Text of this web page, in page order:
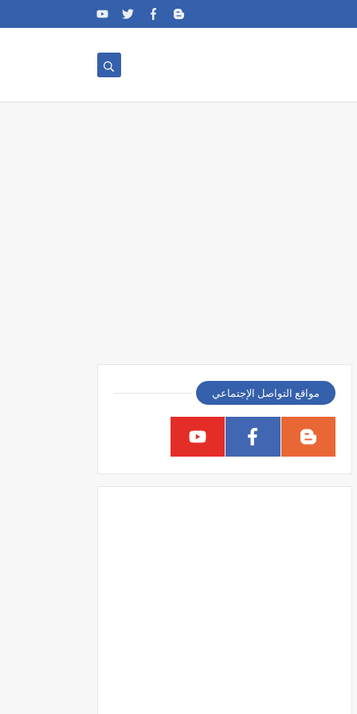
مواقع التواصل الإجتماعي